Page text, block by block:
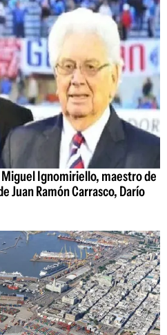
Ignomiriello, maestro de
Juan Ramón Carrasco, Darío